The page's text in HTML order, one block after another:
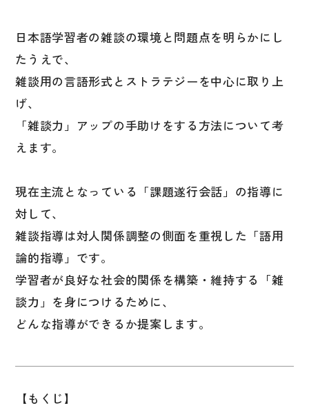
英語辞典
韓国語辞典
スペイン語辞典
ドイツ語辞典
ロシア語辞典
各国語辞典
国語辞典
漢字・漢和辞典
語学・文法辞典
表現・用字用語辞典
教師用参考書
日本語学習者の雑談の環境と問題点を明らかにし
たうえで、
雑談用の言語形式とストラテジーを中心に取り上
げ、
「雑談力」アップの手助けをする方法について考
えます。
現在主流となっている「課題遂行会話」の指導に
対して、
雑談指導は対人関係調整の側面を重視した「語用
論的指導」です。
学習者が良好な社会的関係を構築・維持する「雑
談力」を身につけるために、
どんな指導ができるか提案します。
【もくじ】